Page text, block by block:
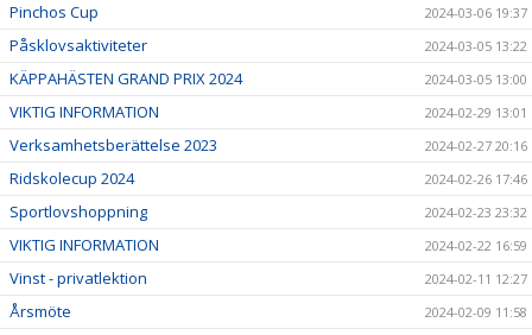
Pinchos Cup 2024-03-06 19:37
Påsklovsaktiviteter 2024-03-05 13:22
KÄPPAHÄSTEN GRAND PRIX 2024 2024-03-05 13:00
VIKTIG INFORMATION 2024-02-29 13:01
Verksamhetsberättelse 2023 2024-02-27 20:16
Ridskolecup 2024 2024-02-26 17:46
Sportlovshoppning 2024-02-23 23:32
VIKTIG INFORMATION 2024-02-22 16:59
Vinst - privatlektion 2024-02-11 12:27
Årsmöte
2024-02-09 11:58